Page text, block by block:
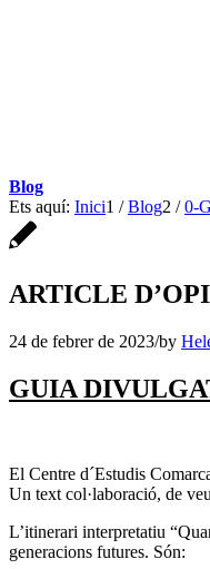
Blog
Ets aquí: Inici1 / Blog2 / 0-
ARTICLE
24 de febrer de 2023/by
GUIA
El Centre d´Estudis
Un text col·laboració, de
L’itinerari interpretatiu
generacions futures. Són: